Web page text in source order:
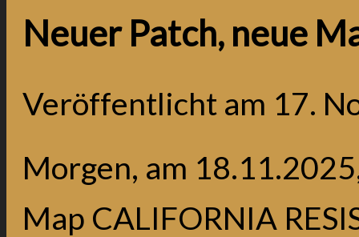
Neuer Patch, neue
Veröffentlicht am 17.
Morgen, am
Map CALIFORNIA